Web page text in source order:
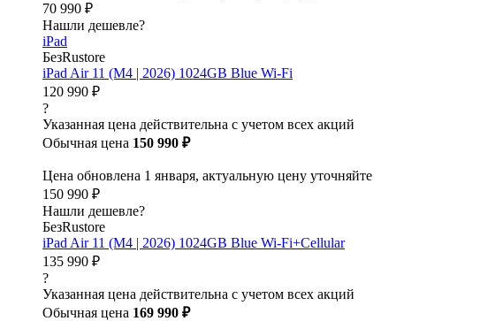
70 990 ₽
Нашли дешевле?
iPad
БезRustore
iPad Air 11 (M4 | 2026) 1024GB Blue Wi-Fi
120 990 ₽
?
Указанная цена действительна с учетом всех акций
Обычная цена 150 990 ₽
Цена обновлена 1 января, актуальную цену уточняйте
150 990 ₽
Нашли дешевле?
БезRustore
iPad Air 11 (M4 | 2026) 1024GB Blue Wi-Fi+Cellular
135 990 ₽
?
Указанная цена действительна с учетом всех акций
Обычная цена 169 990 ₽